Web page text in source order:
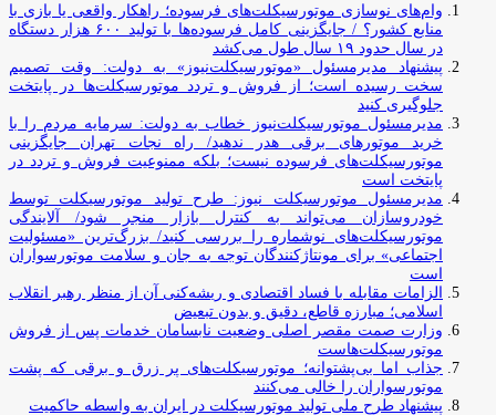
وام‌های نوسازی موتورسیکلت‌های فرسوده؛ راهکار واقعی یا بازی با
منابع کشور؟ / جایگزینی کامل فرسوده‌ها با تولید ۶۰۰ هزار دستگاه
در سال حدود ۱۹ سال طول می‌کشد
پیشنهاد مدیرمسئول «موتورسیکلت‌نیوز» به دولت: وقت تصمیم
سخت رسیده است؛ از فروش و تردد موتورسیکلت‌ها در پایتخت
جلوگیری کنید
مدیرمسئول موتورسیکلت‌نیوز خطاب به دولت: سرمایه مردم را با
خرید موتورهای برقی هدر ندهید/ راه نجات تهران جایگزینی
موتورسیکلت‌های فرسوده نیست؛ بلکه ممنوعیت فروش و تردد در
پایتخت است
مدیرمسئول موتورسیکلت نیوز: طرح تولید موتورسیکلت توسط
خودروسازان می‌تواند به کنترل بازار منجر شود/ آلایندگی
موتورسیکلت‌های نوشماره را بررسی کنید/ بزرگ‌ترین «مسئولیت
اجتماعی» برای مونتاژکنندگان توجه به جان و سلامت موتورسواران
است
الزامات مقابله با فساد اقتصادی و ریشه‌کنی آن از منظر رهبر انقلاب
اسلامی؛ مبارزه قاطع، دقیق و بدون تبعیض
وزارت صمت مقصر اصلی وضعیت نابسامان خدمات پس از فروش
موتورسیکلت‌هاست
جذاب اما بی‌پشتوانه؛ موتورسیکلت‌های پر زرق‌ و برقی که پشت
موتورسواران را خالی می‌کنند
پیشنهاد طرح ملی تولید موتورسیکلت در ایران به واسطه حاکمیت